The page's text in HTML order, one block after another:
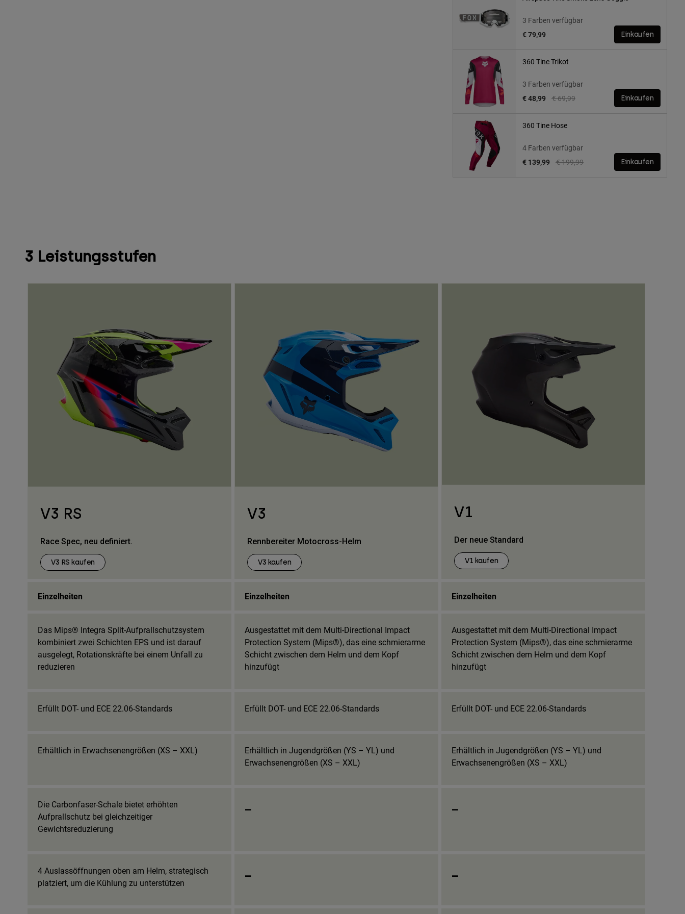
3 Farben verfügbar
€ 79,99
Einkaufen
360 Tine Trikot
3 Farben verfügbar
Price reduced from
€ 69,99to
€ 48,99 Einkaufen
360 Tine Hose
4 Farben verfügbar
Price reduced from
€ 199,99to
€ 139,99 Einkaufen
3 Leistungsstufen
V3 RS
Race Spec, neu definiert.
V3 RS kaufen
V3
Rennbereiter Motocross-Helm
V3 kaufen
V1
Der neue Standard
V1 kaufen
Einzelheiten Einzelheiten Einzelheiten
Das Mips® Integra Split-Aufprallschutzsystem
kombiniert zwei Schichten EPS und ist darauf
ausgelegt, Rotationskräfte bei einem Unfall zu
reduzieren
Ausgestattet mit dem Multi-Directional Impact
Protection System (Mips®), das eine schmierarme
Schicht zwischen dem Helm und dem Kopf
hinzufügt
Ausgestattet mit dem Multi-Directional Impact
Protection System (Mips®), das eine schmierarme
Schicht zwischen dem Helm und dem Kopf
hinzufügt
Erfüllt DOT- und ECE 22.06-Standards Erfüllt DOT- und ECE 22.06-Standards Erfüllt DOT- und ECE 22.06-Standards
Erhältlich in Erwachsenengrößen (XS – XXL)
Erhältlich in Jugendgrößen (YS – YL) und
Erwachsenengrößen (XS – XXL)
Erhältlich in Jugendgrößen (YS – YL) und
Erwachsenengrößen (XS – XXL)
Die Carbonfaser-Schale bietet erhöhten
Aufprallschutz bei gleichzeitiger
Gewichtsreduzierung
_ _
4 Auslassöffnungen oben am Helm, strategisch
platziert, um die Kühlung zu unterstützen
_ _